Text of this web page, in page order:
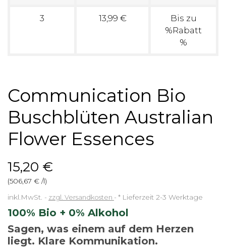
3 13,99 €
Bis zu
%Rabatt
%
Communication Bio
Buschblüten Australian
Flower Essences
15,20 €
(506,67 € /l)
inkl.MwSt.
zzgl. Versandkosten * Lieferzeit 2-3 Werktage
100% Bio + 0% Alkohol
Sagen, was einem auf dem Herzen
liegt. Klare Kommunikation.